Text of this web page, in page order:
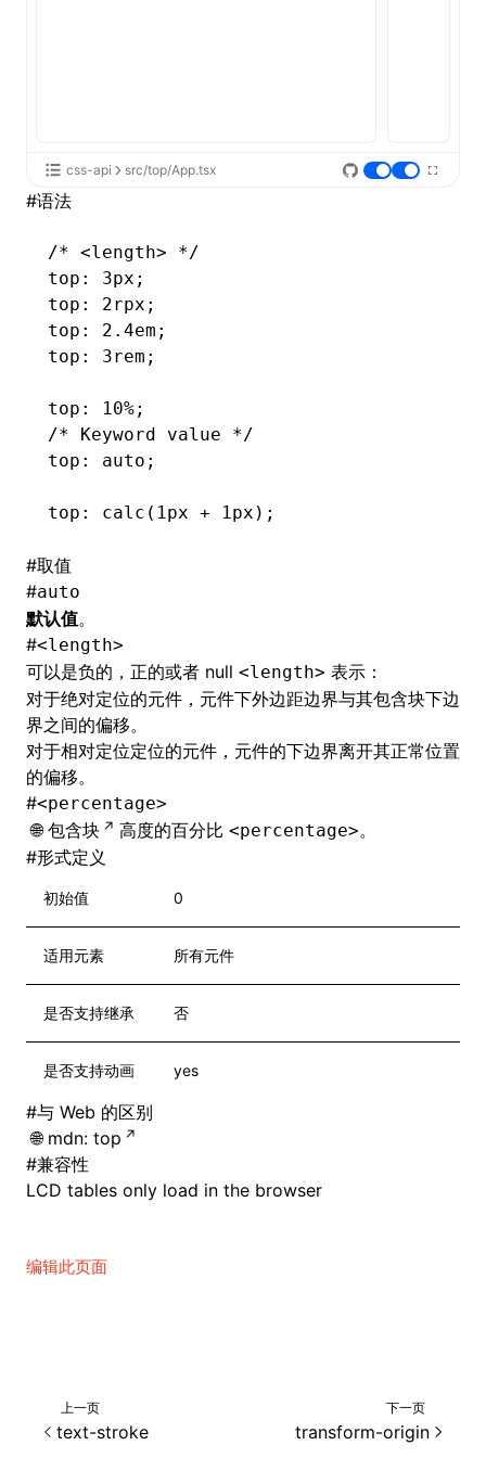
css-api src/top/App.tsx
#语法
/* <length> */
top: 3px;
top: 2rpx;
top: 2.4em;
top: 3rem;
top: 10%;
/* Keyword value */
top: auto;
top: calc(1px + 1px);
#取值
#auto
默认值。
#<length>
可以是负的，正的或者 null <length> 表示：
对于绝对定位的元件，元件下外边距边界与其包含块下边
界之间的偏移。
对于相对定位定位的元件，元件的下边界离开其正常位置
的偏移。
#<percentage>
包含块 高度的百分比 <percentage>。
#形式定义
初始值 0
适用元素 所有元件
是否支持继承 否
是否支持动画 yes
#与 Web 的区别
mdn: top
#兼容性
LCD tables only load in the browser
编辑此页面
上一页
text-stroke
下一页
transform-origin